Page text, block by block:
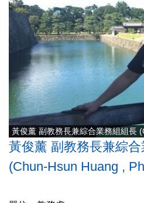
黃俊薰 副教務長兼綜合業務組組長
黃俊薰 副教務長兼綜
(Chun-Hsun Huang ,